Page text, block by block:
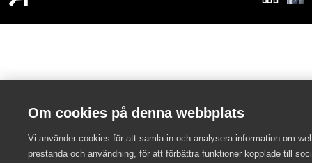
Om cookies på denna webbplats
Vi använder cookies för att samla in och analysera information om
prestanda och användning, för att förbättra funktioner kopplade till